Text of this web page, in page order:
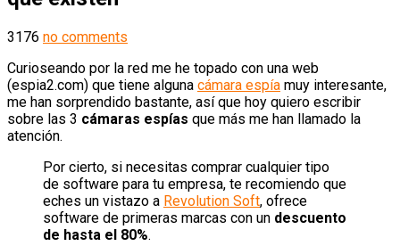
3176 no comments
Curioseando por la red me he topado con una web
(espia2.com) que tiene alguna cámara espía muy interesante,
me han sorprendido bastante, así que hoy quiero escribir
sobre las 3 cámaras espías que más me han llamado la
atención.
Por cierto, si necesitas comprar cualquier tipo
de software para tu empresa, te recomiendo que
eches un vistazo a Revolution Soft, ofrece
software de primeras marcas con un descuento
de hasta el 80%.